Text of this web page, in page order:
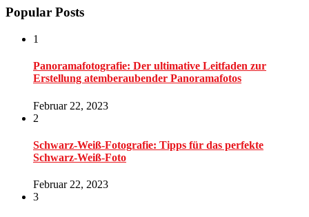
Popular Posts
1
Panoramafotografie: Der ultimative Leitfaden zur
Erstellung atemberaubender Panoramafotos
Februar 22, 2023
2
Schwarz-Weiß-Fotografie: Tipps für das perfekte
Schwarz-Weiß-Foto
Februar 22, 2023
3